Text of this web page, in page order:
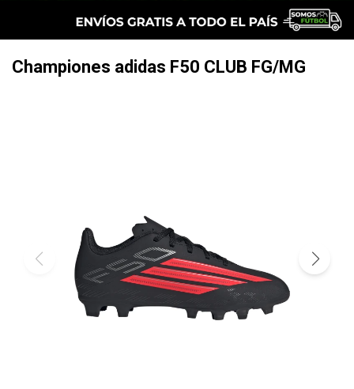
Championes adidas F50 CLUB FG/MG